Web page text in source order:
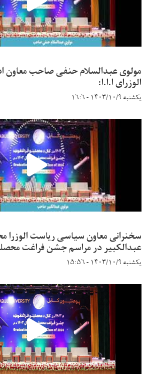
مولوی عبدالسلام حنفی صاحب معاون
الوزرای ا.ا.ا:
یکشنبه ۱۴۰۳/۱۰/۹ - ۱۶:۶
سخنرانی معاون سیاسی ریاست الوزرا
عبدالکبیر در مراسم جشن فراغت
یکشنبه ۱۴۰۳/۱۰/۹ - ۱۵:۵۶